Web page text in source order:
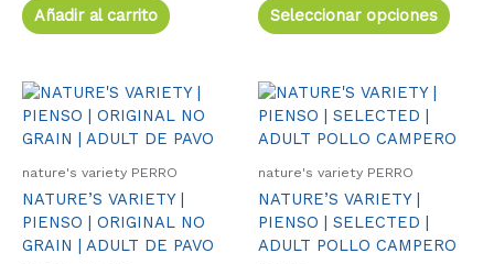
Añadir al carrito Seleccionar opciones en
nature's variety PERRO
NATURE’S VARIETY |
PIENSO | ORIGINAL NO
GRAIN | ADULT DE PAVO
Rango
de
desde
17.49€
59.95€
producto
tiene
variantes.
opciones
se
nature's variety PERRO
NATURE’S VARIETY |
PIENSO | SELECTED |
ADULT POLLO CAMPERO
tiene
se